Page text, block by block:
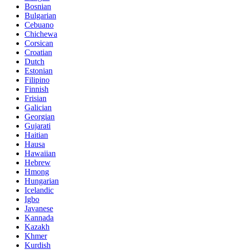
Bosnian
Bulgarian
Cebuano
Chichewa
Corsican
Croatian
Dutch
Estonian
Filipino
Finnish
Frisian
Galician
Georgian
Gujarati
Haitian
Hausa
Hawaiian
Hebrew
Hmong
Hungarian
Icelandic
Igbo
Javanese
Kannada
Kazakh
Khmer
Kurdish